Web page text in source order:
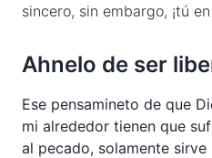
sincero, sin embargo, ¡tú
Ahnelo de ser
Ese pensamineto de que
mi alrededor tienen que
al pecado, solamente